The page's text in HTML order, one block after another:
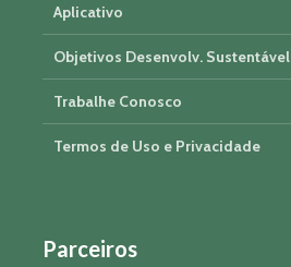
Aplicativo
Objetivos Desenvolv. Sustentável
Trabalhe Conosco
Termos de Uso e Privacidade
Parceiros